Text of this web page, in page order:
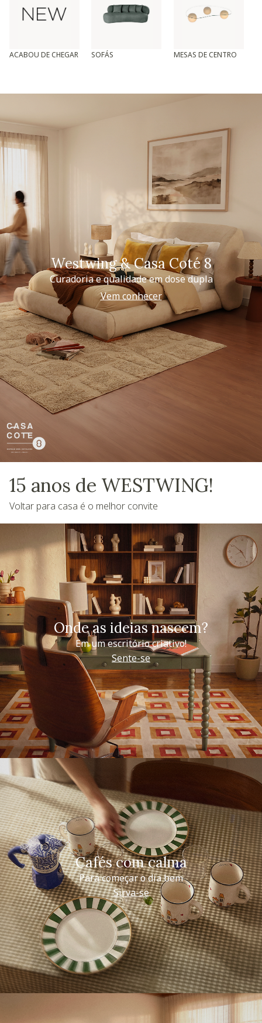
ACABOU DE CHEGAR SOFÁS MESAS DE CENTRO
Westwing & Casa Coté 8
Curadoria e qualidade em dose dupla
Vem conhecer
15 anos de WESTWING!
Voltar para casa é o melhor convite
Onde as ideias nascem?
Em um escritório criativo!
Sente-se
Cafés com calma
Para começar o dia bem
Sirva-se